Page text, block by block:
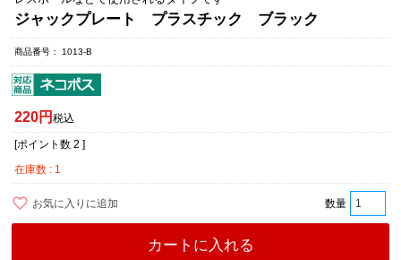
ジャックプレート プラスチック ブラック
商品番号 1013-B
220 税込
[ポイント数 2 ]
在庫数
1
お気に入りに追加
カートに入れる